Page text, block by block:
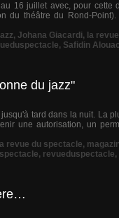
16 juillet avec, pour cette
du théâtre du Rond-
, Johana Giacardi, la
, Safidin
du jazz"
tard dans la nuit. La
une autorisation, un
la revue du spectacle,
, revueduspectacle,